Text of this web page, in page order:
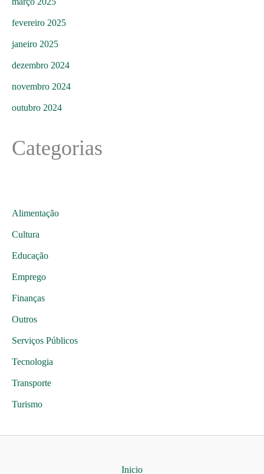
fevereiro 2025
janeiro 2025
dezembro 2024
novembro 2024
outubro 2024
Categorias
Alimentação
Cultura
Educação
Emprego
Finanças
Outros
Serviços Públicos
Tecnologia
Transporte
Turismo
Inicio